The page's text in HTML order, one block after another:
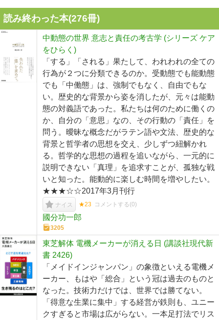
読み終わった本(276冊)
中動態の世界 意志と責任の考古学 (シリーズ ケア
をひらく)
「する」「される」果たして、われわれの全ての
行為が２つに分類できるのか。受動態でも能動態
でも「中働態」は、強制でもなく、自由でもな
い。歴史的な背景から姿を消したが、元々は能動
態の対義語であった。私たちは何のために働くの
か、自分の「意思」なの、その行動の「責任」を
問う。曖昧な概念だがラテン語や文法、歴史的な
背景と哲学者の思想を交え、少しずつ紐解かれ
る。哲学的な思想の過程を追いながら、一元的に
説明できない「真理」を追求すことが、孤独な戦
いと知った。能動的に楽しむ時間を増やしたい。
★★★☆☆2017年3月刊行
ナイス ★23 コメントする(0)
國分功一郎
3205
東芝解体 電機メーカーが消える日 (講談社現代新
書 2426)
「メイドインジャンパン」の象徴といえる電機メ
ーカー、もはや「総合」という冠は過去のものと
なった。技術力だけでは、世界では勝てない。
「得意な生業に集中」する経営が鉄則も、ユニー
クすぎると市場は広がらない。一本足打法でリス